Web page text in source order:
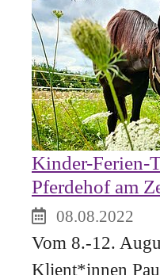
Kinder-Ferien-
Pferdehof am
08.08.2022
Vom 8.-12.
Klient*innen